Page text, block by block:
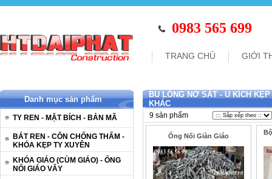
0983 565 699
TRANG CHỦ GIỚI
Danh mục sản phẩm
TY REN - MẶT BÍCH - BẢN MÃ
BÁT REN - CÔN CHỐNG THẤM -
KHÓA KẸP TY XUYÊN
KHÓA GIÁO (CÙM GIÁO) - ỐNG
NỐI GIÁO VÂY
BU LÔNG NỞ SẮT - U KÍCH
KHÁC
9 sản phẩm
Ống Nối Giàn Giáo